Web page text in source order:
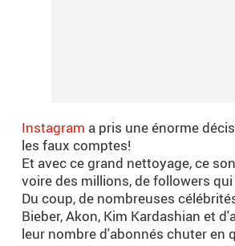
Instagram a pris une énorme
les faux comptes!
Et avec ce grand nettoyage, ce
voire des millions, de followers
Du coup, de nombreuses
Bieber, Akon, Kim Kardashian et
leur nombre d'abonnés chuter en